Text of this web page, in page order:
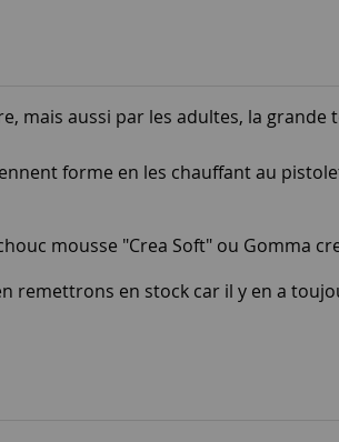
mais aussi par les adultes, la grande
forme en les chauffant au
mousse "Crea Soft" ou Gomma
remettrons en stock car il y en a